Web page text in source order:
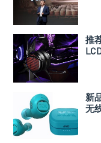
推
新
无